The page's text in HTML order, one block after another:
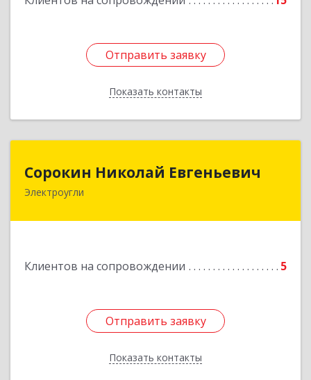
Отправить заявку
Показать контакты
Отправить заявку
Назад
Сорокин Николай Евгеньевич
Электроугли
Клиентов на сопровождении 5
Отправить заявку
Показать контакты
Сорокин Николай Евгеньевич
Отправить заявку
Назад